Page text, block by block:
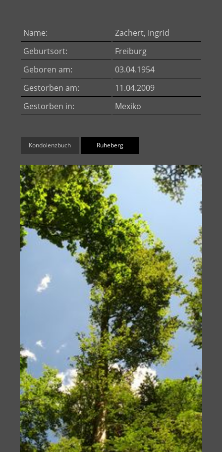
Name:
Zachert, Ingrid
Geburtsort:
Freiburg
Geboren am:
03.04.1954
Gestorben am:
11.04.2009
Gestorben in:
Mexiko
Kondolenzbuch Ruheberg